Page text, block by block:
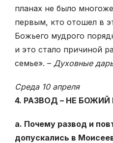
планах не было
первым, кто отошел в
Божьего мудрого
и это стало причиной
семье». – Духовные
Среда 10 апреля
4. РАЗВОД – НЕ БОЖИЙ
а. Почему развод и
допускались в